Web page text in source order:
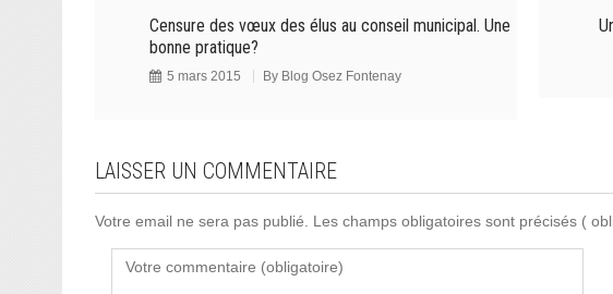
Censure des vœux des élus au conseil municipal. Une
bonne pratique?
5 mars 2015 By Blog Osez Fontenay
LAISSER UN COMMENTAIRE
Votre email ne sera pas publié. Les champs obligatoires sont précisés (